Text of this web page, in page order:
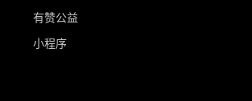
有赞公益
小程序